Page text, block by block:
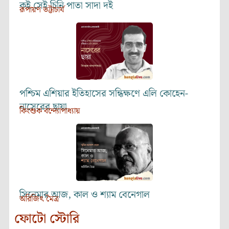
কই সেই চিনি পাতা সাদা দই
রূপায়ণ ভট্টাচার্য
পশ্চিম এশিয়ার ইতিহাসের সন্ধিক্ষণে এলি কোহেন-
নাসেরের ছায়া
কিংশুক বন্দ্যোপাধ্যায়
সিনেমার আজ, কাল ও শ্যাম বেনেগাল
অরিজিৎ মৈত্র
ফোটো স্টোরি